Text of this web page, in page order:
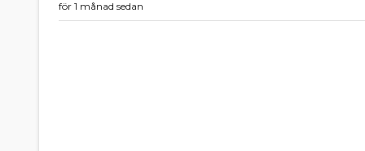
för 1 månad sedan